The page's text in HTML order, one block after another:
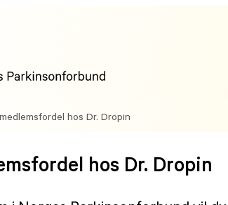
hos Dr. Dropin
hos Dr. Dropin